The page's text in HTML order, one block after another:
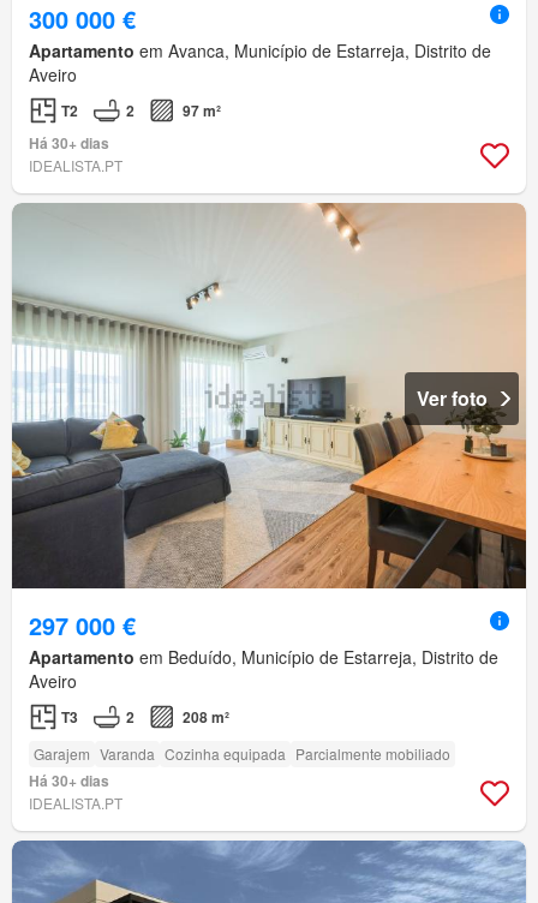
300 000 €
Apartamento em Avanca, Município de Estarreja, Distrito de
Aveiro
T2 2
97 m²
Há 30+ dias
IDEALISTA.PT
Ver foto
297 000 €
Apartamento em Beduído, Município de Estarreja, Distrito de
Aveiro
T3 2 208 m²
Garajem Varanda Cozinha equipada Parcialmente mobiliado
Há 30+ dias
IDEALISTA.PT